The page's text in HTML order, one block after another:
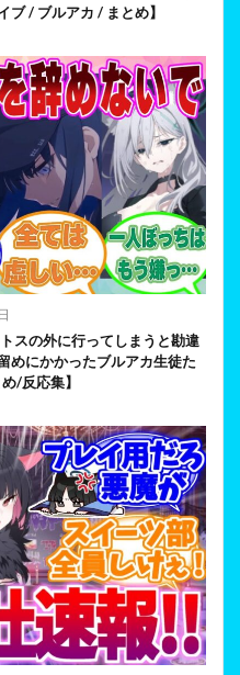
ブ / ブルアカ / まとめ】
スの外に行ってしまうと勘違
めにかかったブルアカ生徒た
/反応集】